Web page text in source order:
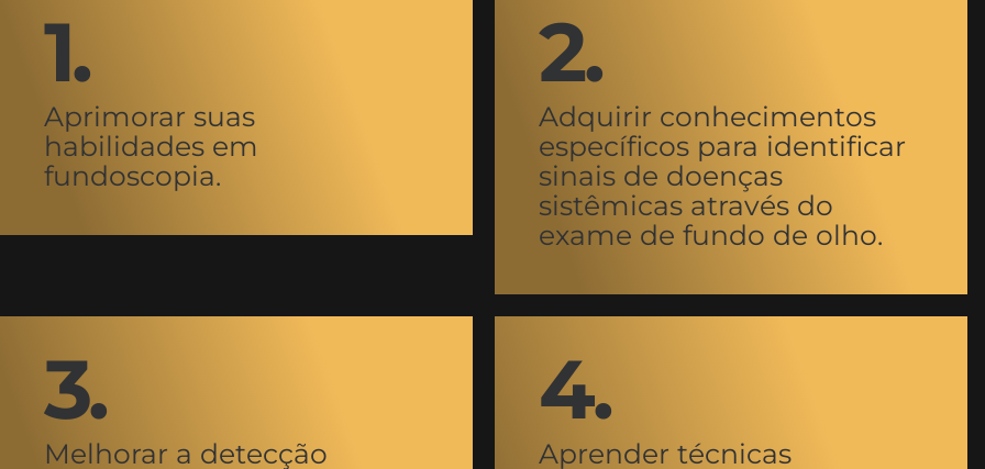
1.
Aprimorar suas
habilidades em
fundoscopia.
2.
Adquirir conhecimentos
específicos para identificar
sinais de doenças
sistêmicas através do
exame de fundo de olho.
3.
Melhorar a detecção
4.
Aprender técnicas